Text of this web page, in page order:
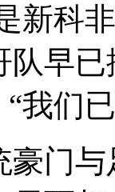
新科
早
我们
与